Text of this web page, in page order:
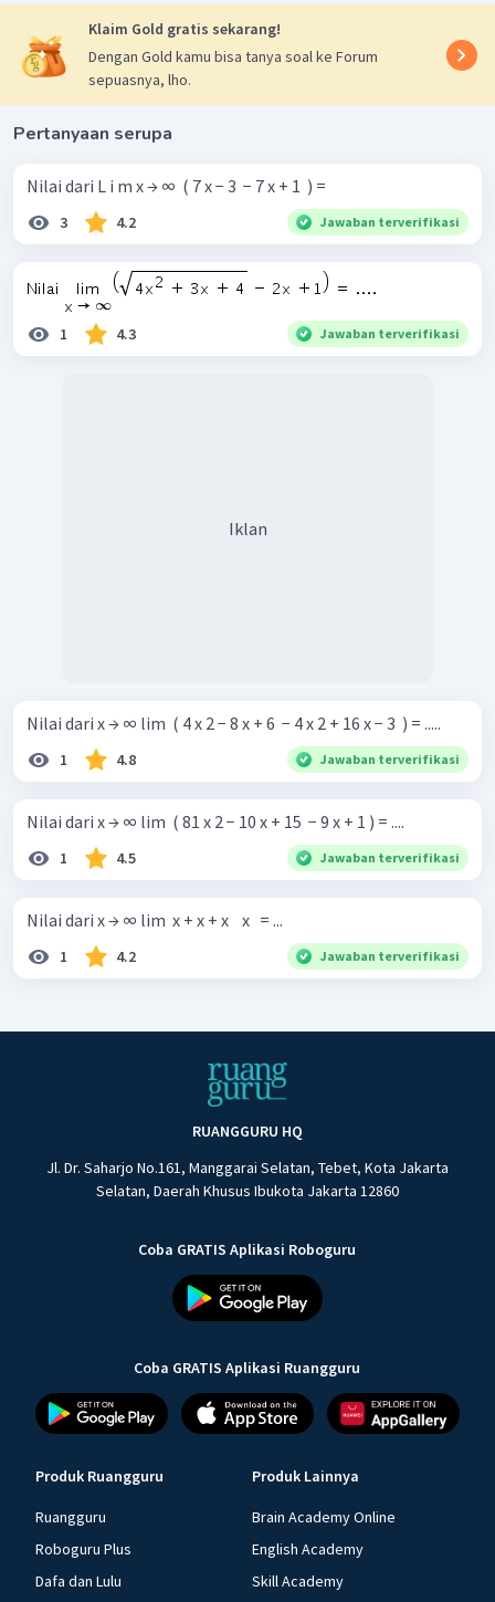
Klaim Gold gratis sekarang!
Dengan Gold kamu bisa tanya soal ke Forum
sepuasnya, lho.
Pertanyaan serupa
Nilai dari L i m x → ∞ ​ ( 7 x − 3 ​ − 7 x + 1 ​ ) =
3 4.2 Jawaban terverifikasi
1 4.3 Jawaban terverifikasi
Iklan
Nilai dari x → ∞ lim ​ ( 4 x 2 − 8 x + 6 ​ − 4 x 2 + 16 x − 3 ​ ) = .....
1 4.8 Jawaban terverifikasi
Nilai dari x → ∞ lim ​ ( 81 x 2 − 10 x + 15 ​ − 9 x + 1 ) = ....
1 4.5 Jawaban terverifikasi
Nilai dari x → ∞ lim ​ x + x + x ​ ​ ​ x ​ ​ = ...
1 4.2 Jawaban terverifikasi
RUANGGURU HQ
Jl. Dr. Saharjo No.161, Manggarai Selatan, Tebet, Kota Jakarta
Selatan, Daerah Khusus Ibukota Jakarta 12860
Coba GRATIS Aplikasi Roboguru
Coba GRATIS Aplikasi Ruangguru
Produk Ruangguru
Ruangguru
Roboguru Plus
Dafa dan Lulu
Produk Lainnya
Brain Academy Online
English Academy
Skill Academy